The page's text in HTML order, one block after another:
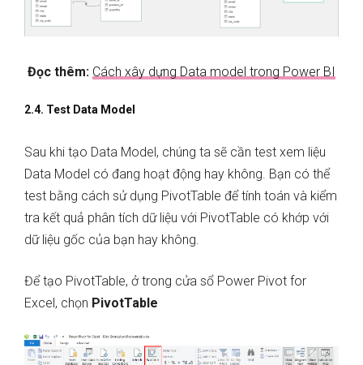
Đọc thêm: Cách xây dựng Data model trong Power BI
2.4. Test Data Model
Sau khi tạo Data Model, chúng ta sẽ cần test xem liệu
Data Model có đang hoạt động hay không. Bạn có thể
test bằng cách sử dụng PivotTable để tính toán và kiểm
tra kết quả phân tích dữ liệu với PivotTable có khớp với
dữ liệu gốc của bạn hay không.
Để tạo PivotTable, ở trong cửa sổ Power Pivot for
Excel, chọn PivotTable